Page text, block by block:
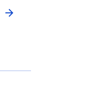
arrow_forward